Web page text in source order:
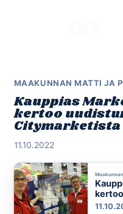
MAAKUNNAN MATTI JA
Kauppias
kertoo
Citymarketista
11.10.2022
K-